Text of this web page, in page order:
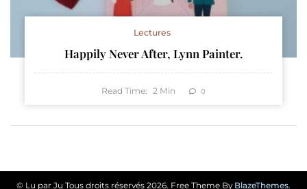
Lectures
Happily Never After, Lynn Painter.
Read Time: 2 Min 0
© Lu par Ju Tous droits réservés 2026. Free Theme By BlazeThemes.